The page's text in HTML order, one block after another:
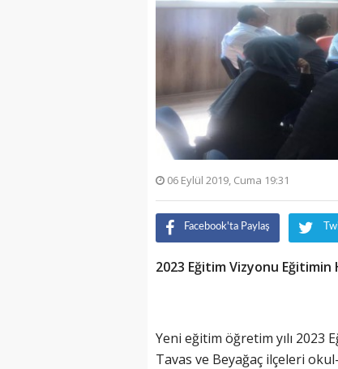
06 Eylül 2019, Cuma 19:31
Facebook'ta Paylaş
2023 Eğitim Vizyonu Eğitimin
Yeni eğitim öğretim yılı 2023
Tavas ve Beyağaç ilçeleri